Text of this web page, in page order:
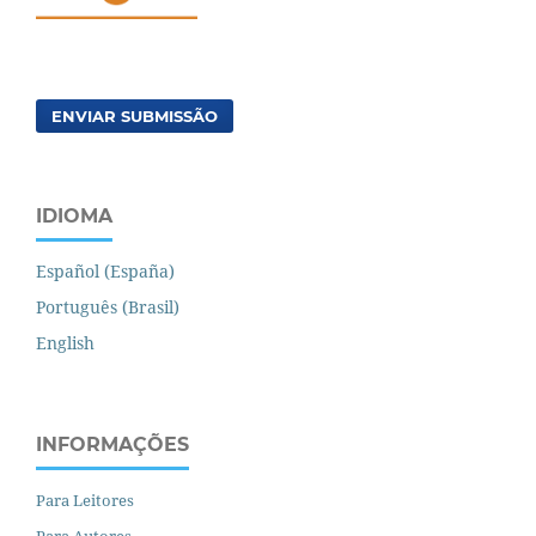
ENVIAR SUBMISSÃO
IDIOMA
Español (España)
Português (Brasil)
English
INFORMAÇÕES
Para Leitores